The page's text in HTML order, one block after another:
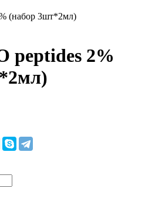
(набор 3шт*2мл)
peptides 2%